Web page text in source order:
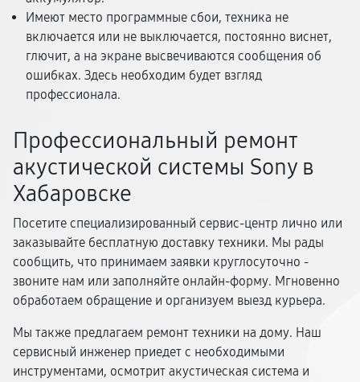
Имеют место программные сбои, техника не
включается или не выключается, постоянно виснет,
глючит, а на экране высвечиваются сообщения об
ошибках. Здесь необходим будет взгляд
профессионала.
Профессиональный ремонт
акустической системы Sony в
Хабаровске
Посетите специализированный сервис-центр лично или
заказывайте бесплатную доставку техники. Мы рады
сообщить, что принимаем заявки круглосуточно -
звоните нам или заполняйте онлайн-форму. Мгновенно
обработаем обращение и организуем выезд курьера.
Мы также предлагаем ремонт техники на дому. Наш
сервисный инженер приедет с необходимыми
инструментами, осмотрит акустическая система и